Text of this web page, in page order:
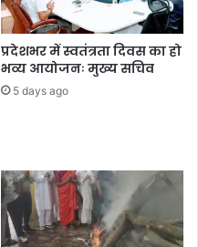
प्रदेशभर में स्वतंत्रता दिवस का हो
भव्य आयोजनः मुख्य सचिव
5 days ago